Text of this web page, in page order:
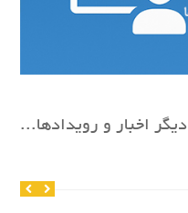
دیگر اخبار و رویدادها...